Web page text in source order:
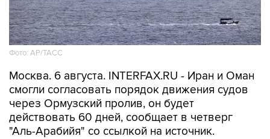
Фото: AP/ТАСС
Москва. 6 августа. INTERFAX.RU - Иран и Оман
смогли согласовать порядок движения судов
через Ормузский пролив, он будет
действовать 60 дней, сообщает в четверг
"Аль-Арабийя" со ссылкой на источник.